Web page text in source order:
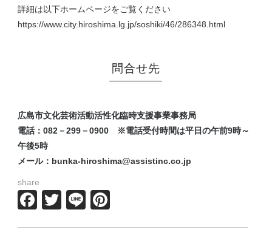
詳細は以下ホームページをご覧ください
https://www.city.hiroshima.lg.jp/soshiki/46/286348.html
問合せ先
広島市文化芸術活動活性化臨時支援事業事務局
電話：082－299－0900 ※電話受付時間は平日の午前9時～
午後5時
メール： bunka-hiroshima@assistinc.co.jp
share
Facebook
Twitter
Line